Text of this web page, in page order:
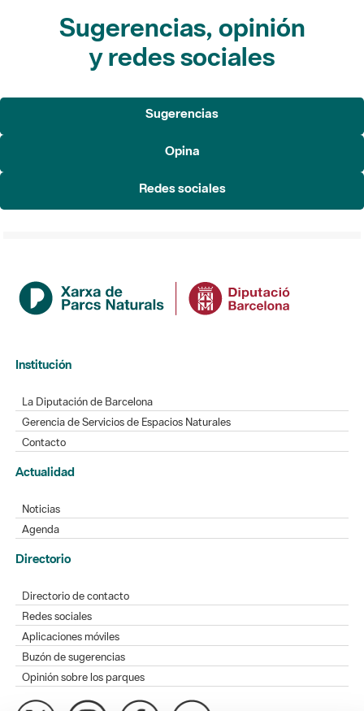
Sugerencias, opinión
y redes sociales
Sugerencias
Opina
Redes sociales
Institución
La Diputación de Barcelona
Gerencia de Servicios de Espacios Naturales
Contacto
Actualidad
Noticias
Agenda
Directorio
Directorio de contacto
Redes sociales
Aplicaciones móviles
Buzón de sugerencias
Opinión sobre los parques